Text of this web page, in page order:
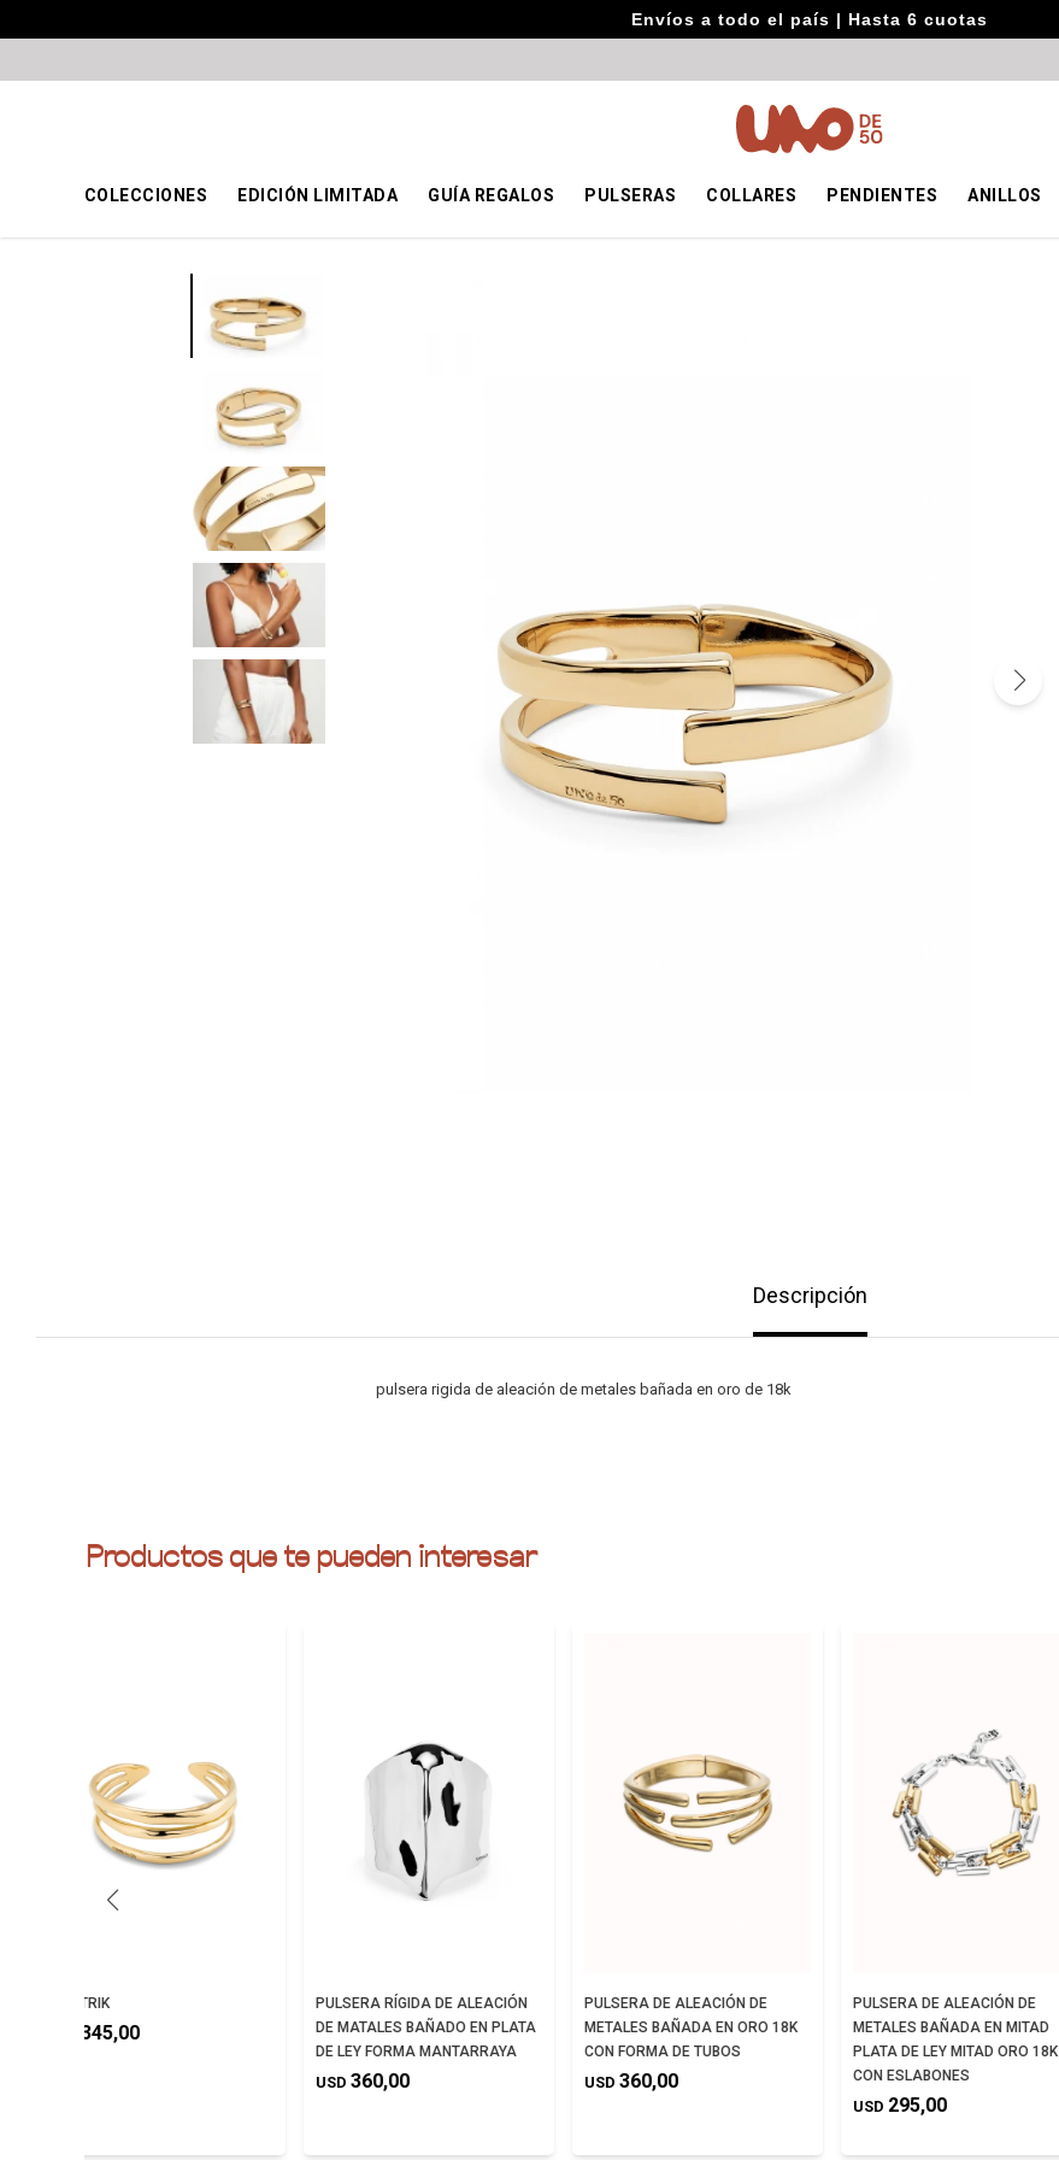
Envíos a todo el país | Hasta 6 cuotas
COLECCIONES EDICIÓN LIMITADA GUÍA REGALOS PULSERAS COLLARES PENDIENTES ANILLOS
Descripción
pulsera rigida de aleación de metales bañada en oro de 18k
Productos que te pueden interesar
ELECTRIK
345,00
PULSERA RÍGIDA DE ALEACIÓN
DE MATALES BAÑADO EN PLATA
DE LEY FORMA MANTARRAYA
USD 360,00
PULSERA DE ALEACIÓN DE
METALES BAÑADA EN ORO 18K
CON FORMA DE TUBOS
USD 360,00
PULSERA DE ALEACIÓN DE
METALES BAÑADA EN MITAD
PLATA DE LEY MITAD ORO 18K
CON ESLABONES
USD 295,00